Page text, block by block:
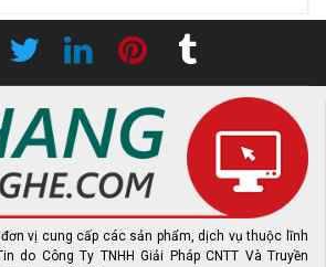
đơn vị cung cấp các sản phẩm, dịch vụ thuộc lĩnh
do Công Ty TNHH Giải Pháp CNTT Và Truyền